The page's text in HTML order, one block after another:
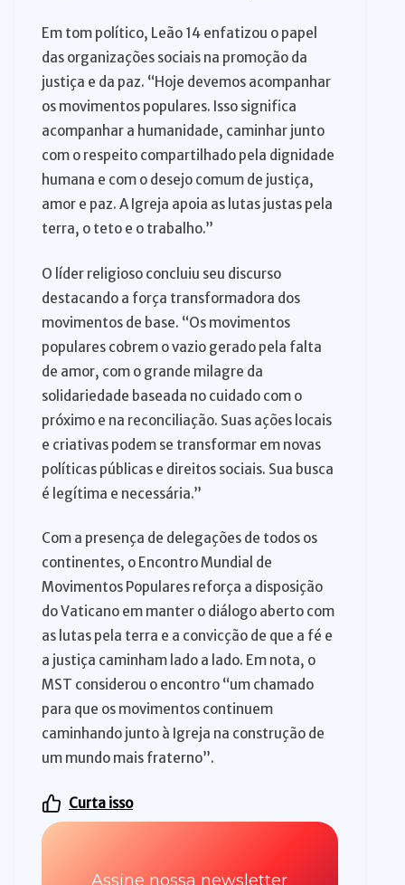
Em tom político, Leão 14 enfatizou o papel
das organizações sociais na promoção da
justiça e da paz. “Hoje devemos acompanhar
os movimentos populares. Isso significa
acompanhar a humanidade, caminhar junto
com o respeito compartilhado pela dignidade
humana e com o desejo comum de justiça,
amor e paz. A Igreja apoia as lutas justas pela
terra, o teto e o trabalho.”
O líder religioso concluiu seu discurso
destacando a força transformadora dos
movimentos de base. “Os movimentos
populares cobrem o vazio gerado pela falta
de amor, com o grande milagre da
solidariedade baseada no cuidado com o
próximo e na reconciliação. Suas ações locais
e criativas podem se transformar em novas
políticas públicas e direitos sociais. Sua busca
é legítima e necessária.”
Com a presença de delegações de todos os
continentes, o Encontro Mundial de
Movimentos Populares reforça a disposição
do Vaticano em manter o diálogo aberto com
as lutas pela terra e a convicção de que a fé e
a justiça caminham lado a lado. Em nota, o
MST considerou o encontro “um chamado
para que os movimentos continuem
caminhando junto à Igreja na construção de
um mundo mais fraterno”.
Curta isso
Assine nossa newsletter